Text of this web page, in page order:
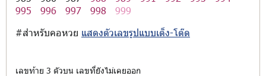
995
996 997 998
999
#สำหรับคอหวย แสดงตัวเลขรูปแบบเต็ง-โต๊ด
เลขท้าย 3 ตัวบน เลขที่ยังไม่เคยออก